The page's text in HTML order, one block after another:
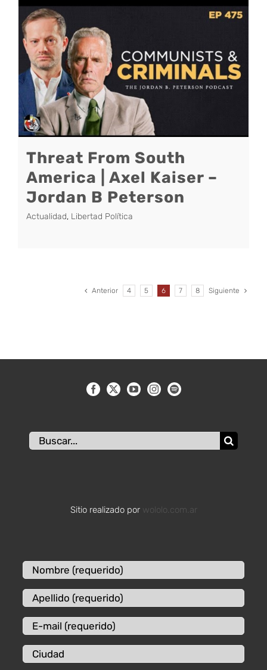
Threat From South
America | Axel Kaiser –
Jordan B Peterson
Actualidad, Libertad Política
Anterior 4 5 6 7 8 Siguiente
Buscar:
Sitio realizado por wololo.com.ar